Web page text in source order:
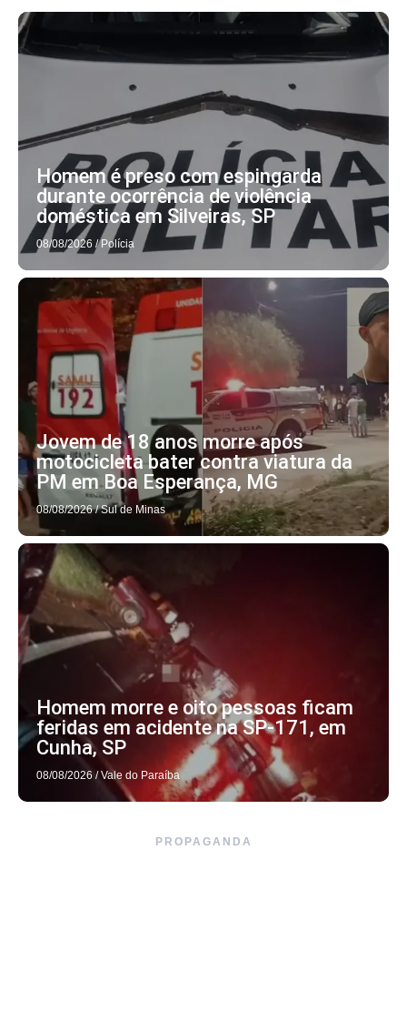
Homem é preso com espingarda
durante ocorrência de violência
doméstica em Silveiras, SP
08/08/2026 / Polícia
Jovem de 18 anos morre após
motocicleta bater contra viatura da
PM em Boa Esperança, MG
08/08/2026 / Sul de Minas
Homem morre e oito pessoas ficam
feridas em acidente na SP-171, em
Cunha, SP
08/08/2026 / Vale do Paraíba
PROPAGANDA